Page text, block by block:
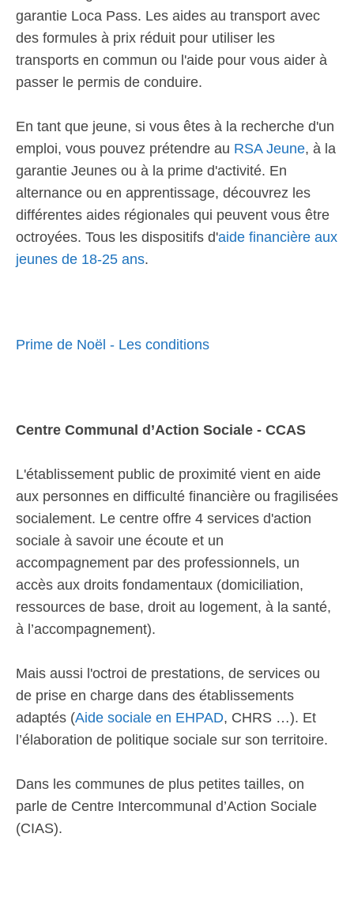
garantie Loca Pass. Les aides au transport avec
des formules à prix réduit pour utiliser les
transports en commun ou l'aide pour vous aider à
passer le permis de conduire.
En tant que jeune, si vous êtes à la recherche d'un
emploi, vous pouvez prétendre au RSA Jeune, à la
garantie Jeunes ou à la prime d'activité. En
alternance ou en apprentissage, découvrez les
différentes aides régionales qui peuvent vous être
octroyées. Tous les dispositifs d'aide financière aux
jeunes de 18-25 ans.
Prime de Noël - Les conditions
Centre Communal d’Action Sociale - CCAS
L'établissement public de proximité vient en aide
aux personnes en difficulté financière ou fragilisées
socialement. Le centre offre 4 services d'action
sociale à savoir une écoute et un
accompagnement par des professionnels, un
accès aux droits fondamentaux (domiciliation,
ressources de base, droit au logement, à la santé,
à l’accompagnement).
Mais aussi l'octroi de prestations, de services ou
de prise en charge dans des établissements
adaptés (Aide sociale en EHPAD, CHRS …). Et
l’élaboration de politique sociale sur son territoire.
Dans les communes de plus petites tailles, on
parle de Centre Intercommunal d’Action Sociale
(CIAS).